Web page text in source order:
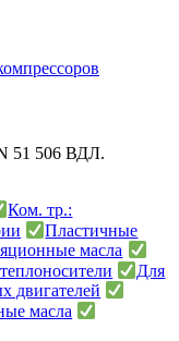
51 506 ВДЛ.
Ком. тр.:
Пластичные
масла
Для
двигателей
масла